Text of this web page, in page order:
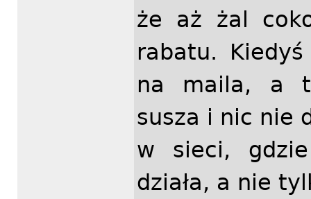
że aż żal
rabatu.
na maila, a
susza i nic nie
w sieci,
działa, a nie